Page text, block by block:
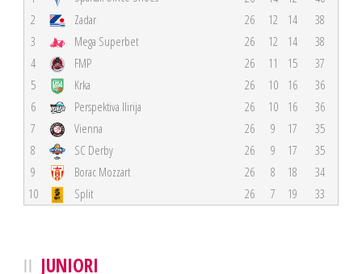
2
Zadar 26 12 14
38
3
Mega Superbet 26 12 14
38
4
FMP 26 11 15
37
5
Krka 26 10 16
36
6
Perspektiva Ilirija 26 10 16
36
7
Vienna 26 9 17
35
8
SC Derby 26 9 17
35
9
Borac Mozzart 26 8 18
34
10
Split 26 7 19 33
JUNIORI